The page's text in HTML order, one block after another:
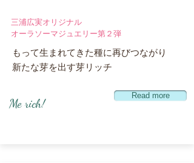
​三浦広実オリジナル
オーラソーマジュエリー第２弾
もって生まれてきた種に再びつながり
​新たな芽を出す芽リッチ
​Me rich!
Read more